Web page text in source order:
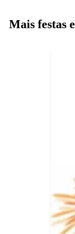
Mais festas